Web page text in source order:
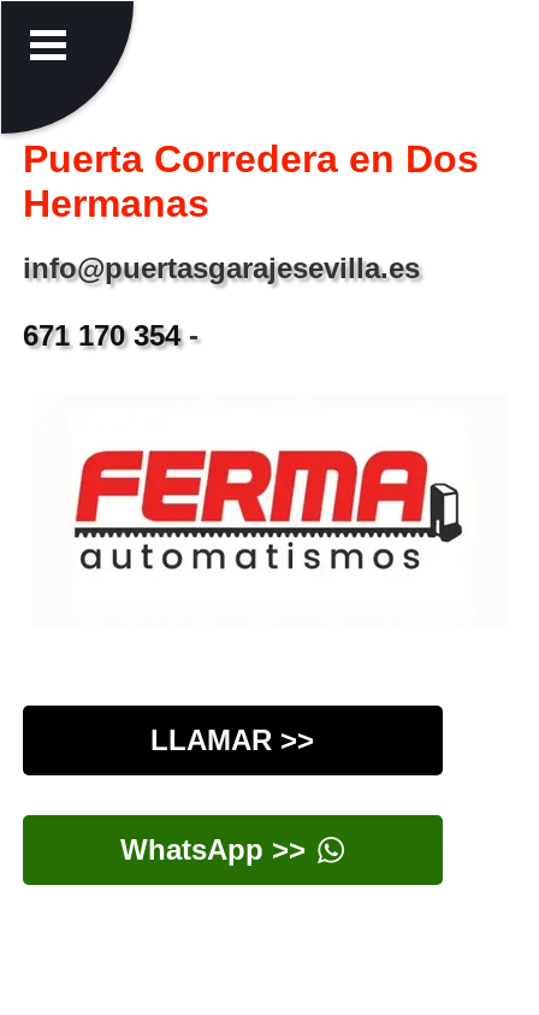
Puerta Corredera en Dos
Hermanas
info@puertasgarajesevilla.es
671 170 354-
LLAMAR >>
WhatsApp >>